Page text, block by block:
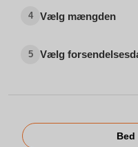
4 Vælg mængden
5 Vælg
Bed